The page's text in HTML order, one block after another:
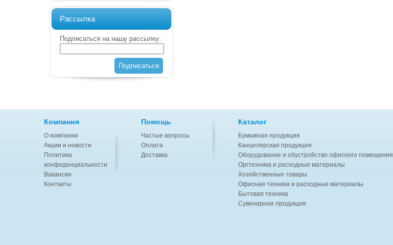
Рассылка
Подписаться на нашу рассылку:
Подписаться
Компания
О компании
Акции и новости
Политика
конфиденциальности
Вакансии
Контакты
Помощь
Частые вопросы
Оплата
Доставка
Каталог
Бумажная продукция
Канцелярская продукция
Оборудование и обустройство офисного помещения
Оргтехника и расходные материалы
Хозяйственные товары
Офисная техника и расходные материалы
Бытовая техника
Сувенирная продукция